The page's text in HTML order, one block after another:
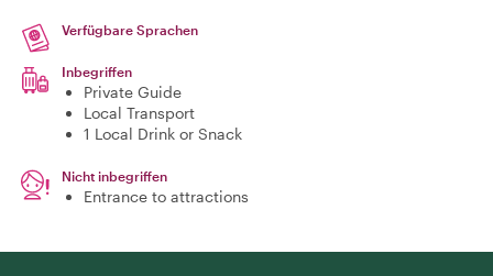
Verfügbare Sprachen
Inbegriffen
Private Guide
Local Transport
1 Local Drink or Snack
Nicht inbegriffen
Entrance to attractions